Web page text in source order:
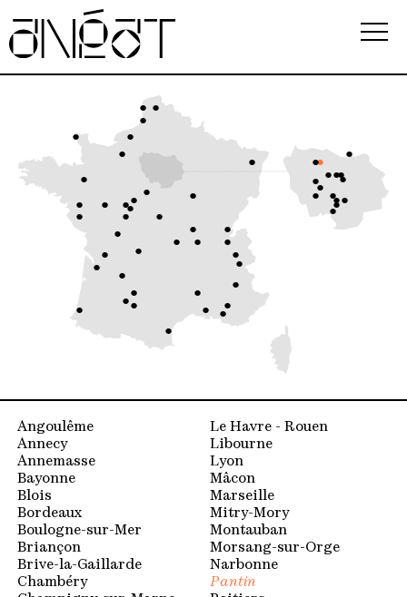
Association
Écoles
Événements
Observatoire
Ressources
FAQ
Newsletter
Angoulême
Annecy
Annemasse
Bayonne
Blois
Bordeaux
Boulogne-sur-Mer
Briançon
Brive-la-Gaillarde
Chambéry
Le Havre - Rouen
Libourne
Lyon
Mâcon
Marseille
Mitry-Mory
Montauban
Morsang-sur-Orge
Narbonne
Pantin